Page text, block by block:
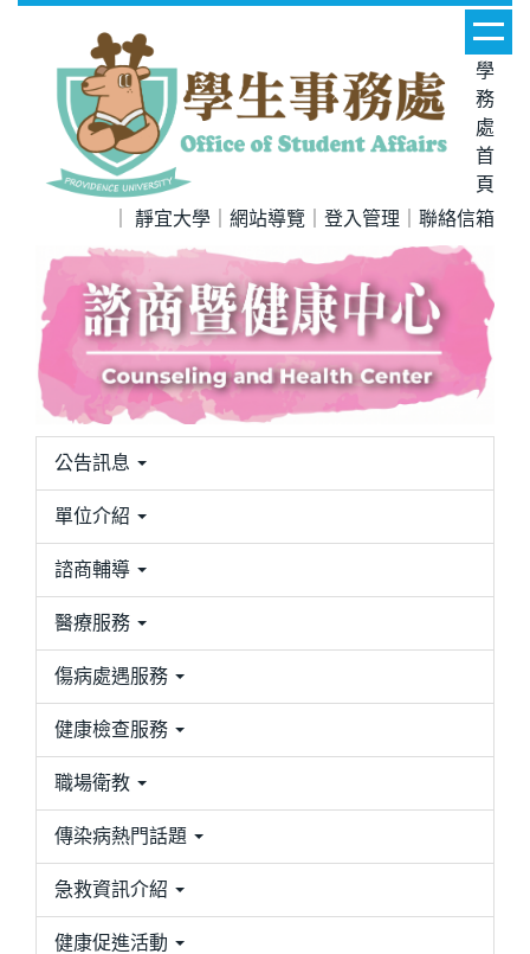
學
務
處
首
頁
靜宜大學 網站導覽 登入管理 聯絡信箱
公告訊息
單位介紹
諮商輔導
醫療服務
傷病處遇服務
健康檢查服務
職場衛教
傳染病熱門話題
急救資訊介紹
健康促進活動